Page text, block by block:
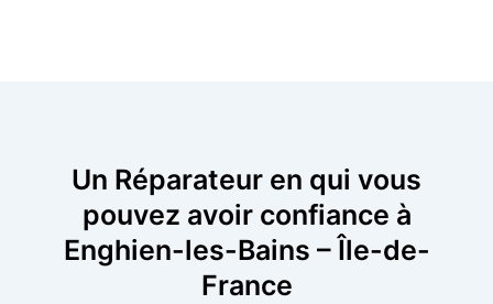
Un Réparateur en qui vous
pouvez avoir confiance à
Enghien-les-Bains – Île-de-
France